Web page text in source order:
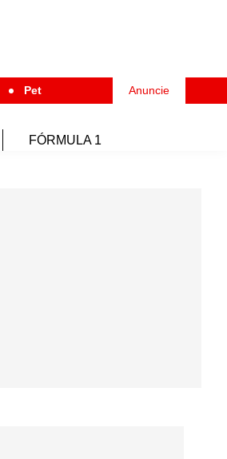
Pet Anuncie
FÓRMULA 1